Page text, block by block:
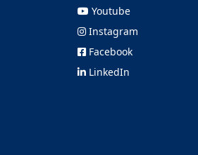
Youtube
Instagram
Facebook
LinkedIn